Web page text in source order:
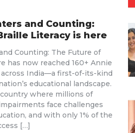
and Counting:
Literacy is here
Counting: The Future of
has now reached 160+ Annie
across India—a first-of-its-kind
educational landscape.
where millions of
face challenges
and with only 1% of the
[…]